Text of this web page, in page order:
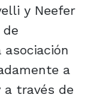
y Neefer
de
a
a través de